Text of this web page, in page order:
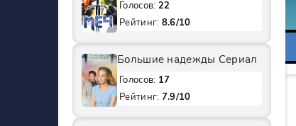
Голосов: 22
Рейтинг: 8.6/10
Большие надежды Сериал
Голосов: 17
Рейтинг: 7.9/10